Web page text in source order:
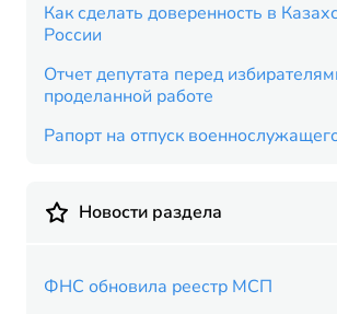
Как сделать доверенность в
России
Отчет депутата перед
проделанной работе
Рапорт на отпуск
Новости раздела
ФНС обновила реестр МСП